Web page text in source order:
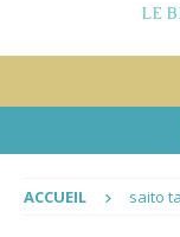
LE
ACCUEIL saito